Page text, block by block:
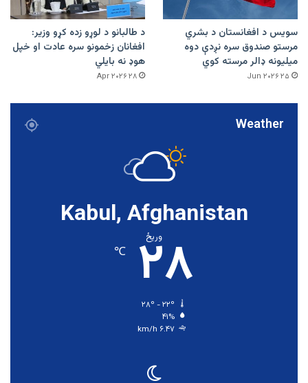
سویس د افغانستان د بشري
مرستو صندوق سره نږدې دوه
میلیونه ډالر مرسته کوي
۲۵ Jun ۲۰۲۶
د طالبانو د لوړو زده کړو وزیر:
افغانان زخمونو سره عادت او خپل
هوډ نه بایلي
۲۸ Apr ۲۰۲۶
Weather
Kabul, Afghanistan
وریځ
۲۸ ℃
۴۱%
۶.۴۷ km/h